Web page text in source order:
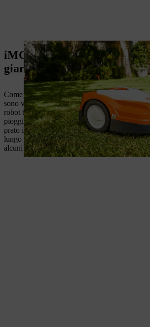
iMOW®, l'agile aiutante
giardinaggio
Come funziona il robot tagliaerba? I robot
sono versatili, proprio come i terreni dei loro
robot tagliaerba sono in grado di fare molto: si
pioggia. Calcolano autonomamente lo
prato in modo completamente automatico. Per
lungo del tuo aiutante per il giardinaggio,
alcuni suggerimenti.